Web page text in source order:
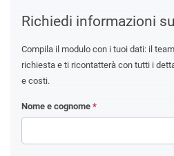
Richiedi informazioni
Compila il modulo con i tuoi dati: il
richiesta e ti ricontatterà con tutti i
e costi.
Nome e cognome *